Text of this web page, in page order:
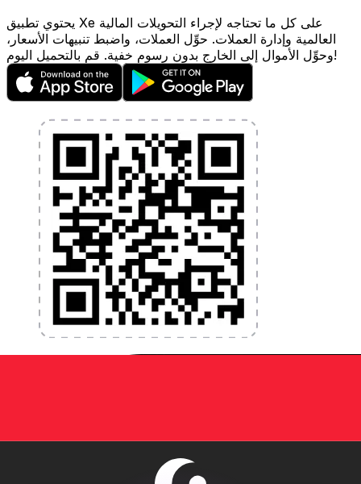
يحتوي تطبيق Xe على كل ما تحتاجه لإجراء التحويلات المالية
العالمية وإدارة العملات. حوِّل العملات، واضبط تنبيهات الأسعار،
وحوِّل الأموال إلى الخارج بدون رسوم خفية. قم بالتحميل اليوم!